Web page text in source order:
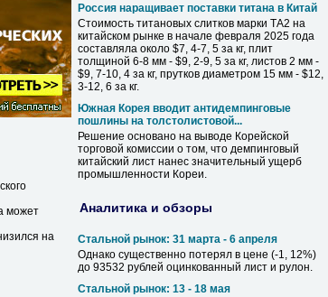
может
на
Россия наращивает поставки титана в Китай
Стоимость титановых слитков марки ТА2 на
китайском рынке в начале февраля 2025 года
составляла около $7, 4-7, 5 за кг, плит
толщиной 6-8 мм - $9, 2-9, 5 за кг, листов 2 мм -
$9, 7-10, 4 за кг, прутков диаметром 15 мм - $12,
3-12, 6 за кг.
Южная Корея вводит антидемпинговые
пошлины на толстолистовой...
Решение основано на выводе Корейской
торговой комиссии о том, что демпинговый
китайский лист нанес значительный ущерб
промышленности Кореи.
Аналитика и обзоры
Стальной рынок: 31 марта - 6 апреля
Однако существенно потерял в цене (-1, 12%)
до 93532 рублей оцинкованный лист и рулон.
Стальной рынок: 13 - 18 мая